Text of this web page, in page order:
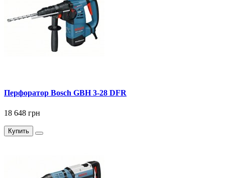
Перфоратор Bosch GBH 3-28 DFR
18 648 грн
Купить